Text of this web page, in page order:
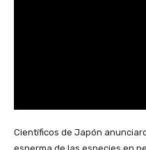
Científicos de Japón